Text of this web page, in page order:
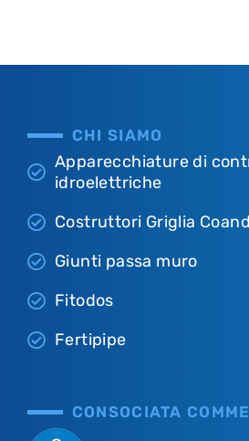
CHI SIAMO
Apparecchiature di
idroelettriche
Costruttori Griglia
Giunti passa muro
Fitodos
Fertipipe
CONSOCIATA